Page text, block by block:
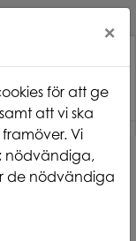
på
×
för att ge
att vi ska
Vi
nödvändiga,
de nödvändiga